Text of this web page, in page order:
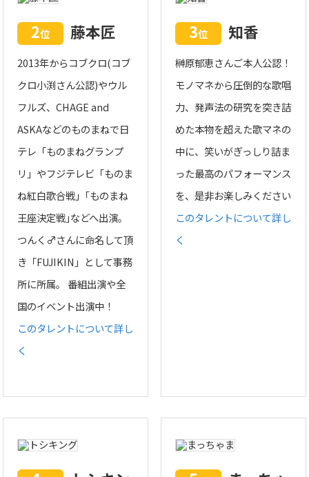
2位 藤本匠
2013年からコブクロ(コブ
クロ小渕さん公認)やウル
フルズ、CHAGE and
ASKAなどのものまねで日
テレ「ものまねグランプ
リ」やフジテレビ「ものま
ね紅白歌合戦」｢ものまね
王座決定戦｣などへ出演。
つんく♂さんに命名して頂
き「FUJIKIN」として事務
所に所属。 番組出演や全
国のイベント出演中！
このタレントについて詳し
く
3位 知香
榊原郁恵さんご本人公認！
モノマネから圧倒的な歌唱
力、発声法の研究を突き詰
めた本物を超えた歌マネの
中に、笑いがぎっしり詰ま
った最高のパフォーマンス
を、是非お楽しみください
このタレントについて詳し
く